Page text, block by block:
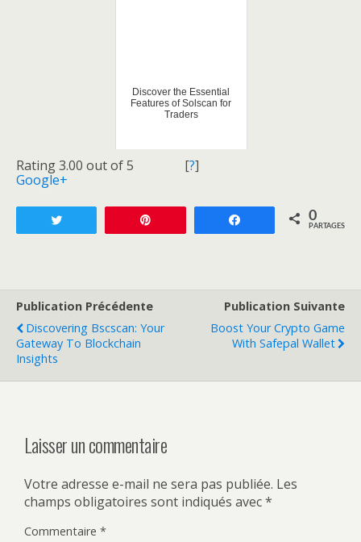
Discover the Essential
Features of Solscan for
Traders
Rating 3.00 out of 5 [?]
Google+
Partagez 0
PARTAGES
Publication Précédente
Discovering Bscscan: Your
Gateway To Blockchain
Insights
Publication Suivante
Boost Your Crypto Game
With Safepal Wallet
Laisser un commentaire
Votre adresse e-mail ne sera pas publiée. Les
champs obligatoires sont indiqués avec*
Commentaire *